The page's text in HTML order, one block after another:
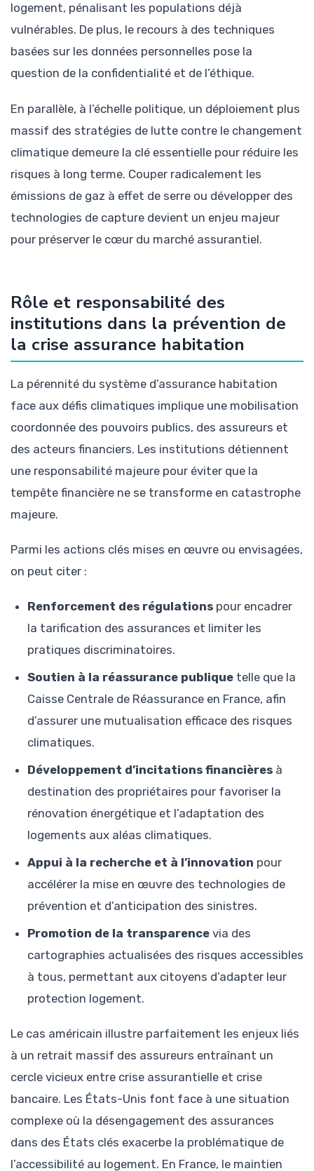
logement, pénalisant les populations déjà
vulnérables. De plus, le recours à des techniques
basées sur les données personnelles pose la
question de la confidentialité et de l’éthique.
En parallèle, à l’échelle politique, un déploiement plus
massif des stratégies de lutte contre le changement
climatique demeure la clé essentielle pour réduire les
risques à long terme. Couper radicalement les
émissions de gaz à effet de serre ou développer des
technologies de capture devient un enjeu majeur
pour préserver le cœur du marché assurantiel.
Rôle et responsabilité des
institutions dans la prévention de
la crise assurance habitation
La pérennité du système d’assurance habitation
face aux défis climatiques implique une mobilisation
coordonnée des pouvoirs publics, des assureurs et
des acteurs financiers. Les institutions détiennent
une responsabilité majeure pour éviter que la
tempête financière ne se transforme en catastrophe
majeure.
Parmi les actions clés mises en œuvre ou envisagées,
on peut citer :
Renforcement des régulations pour encadrer
la tarification des assurances et limiter les
pratiques discriminatoires.
Soutien à la réassurance publique telle que la
Caisse Centrale de Réassurance en France, afin
d’assurer une mutualisation efficace des risques
climatiques.
Développement d’incitations financières à
destination des propriétaires pour favoriser la
rénovation énergétique et l’adaptation des
logements aux aléas climatiques.
Appui à la recherche et à l’innovation pour
accélérer la mise en œuvre des technologies de
prévention et d’anticipation des sinistres.
Promotion de la transparence via des
cartographies actualisées des risques accessibles
à tous, permettant aux citoyens d’adapter leur
protection logement.
Le cas américain illustre parfaitement les enjeux liés
à un retrait massif des assureurs entraînant un
cercle vicieux entre crise assurantielle et crise
bancaire. Les États-Unis font face à une situation
complexe où la désengagement des assurances
dans des États clés exacerbe la problématique de
l’accessibilité au logement. En France, le maintien